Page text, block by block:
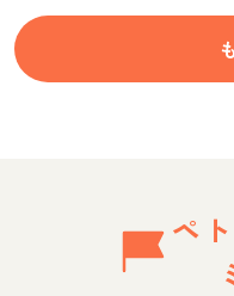
ペ